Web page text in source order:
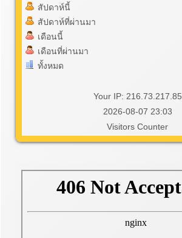
สัปดาห์นี้
สัปดาห์ที่ผ่านมา
เดือนนี้
เดือนที่ผ่านมา
ทั้งหมด
Your IP: 216.73.217.85
2026-08-07 23:03
Visitors Counter